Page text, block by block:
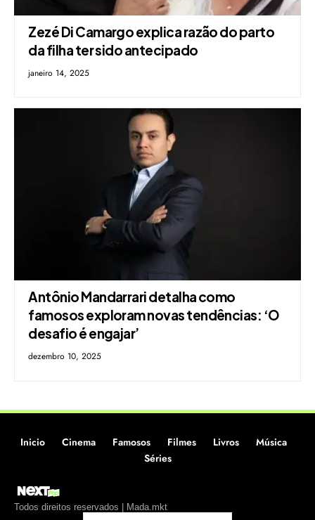
Zezé Di Camargo explica razão do parto
da filha ter sido antecipado
janeiro 14, 2025
Antônio Mandarrari detalha como
famosos exploram novas tendências: ‘O
desafio é engajar’
dezembro 10, 2025
Inicio Cinema Famosos Filmes Livros
Música
Séries
Todos direitos reservados | Mada.mkt